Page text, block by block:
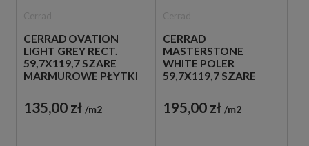
CERRAD OVATION
LIGHT GREY RECT.
59,7X119,7 SZARE
MARMUROWE PŁYTKI
135,00 zł m2
CERRAD
MASTERSTONE
WHITE POLER
59,7X119,7 SZARE
BETON
195,00 zł m2